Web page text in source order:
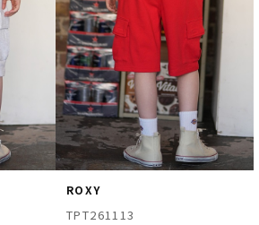
ROXY
TPT261113